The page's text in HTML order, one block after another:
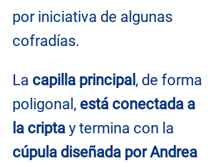
por iniciativa de algunas
cofradías.
La capilla principal , de forma
poligonal, está conectada a
la cripta y termina con la
cúpula diseñada por Andrea